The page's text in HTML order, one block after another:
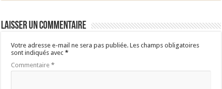
Laisser un commentaire
Votre adresse e-mail ne sera pas publiée. Les champs obligatoires
sont indiqués avec*
Commentaire*